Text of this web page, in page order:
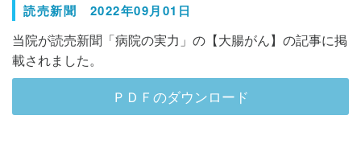
読売新聞 2022年09月01日
当院が読売新聞「病院の実力」の【大腸がん】の記事に掲
載されました。
ＰＤＦのダウンロード